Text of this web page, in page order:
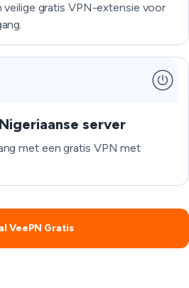
veilige gratis VPN-extensie voor
server
met een gratis VPN met
VeePN Gratis